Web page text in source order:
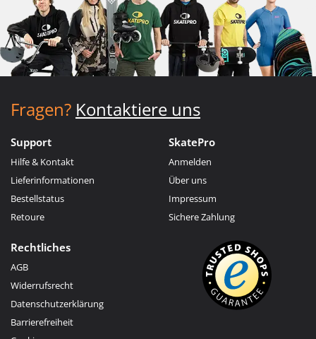
Fragen? Kontaktiere uns
Support
Hilfe & Kontakt
Lieferinformationen
Bestellstatus
Retoure
SkatePro
Anmelden
Über uns
Impressum
Sichere Zahlung
Rechtliches
AGB
Widerrufsrecht
Datenschutzerklärung
Barrierefreiheit